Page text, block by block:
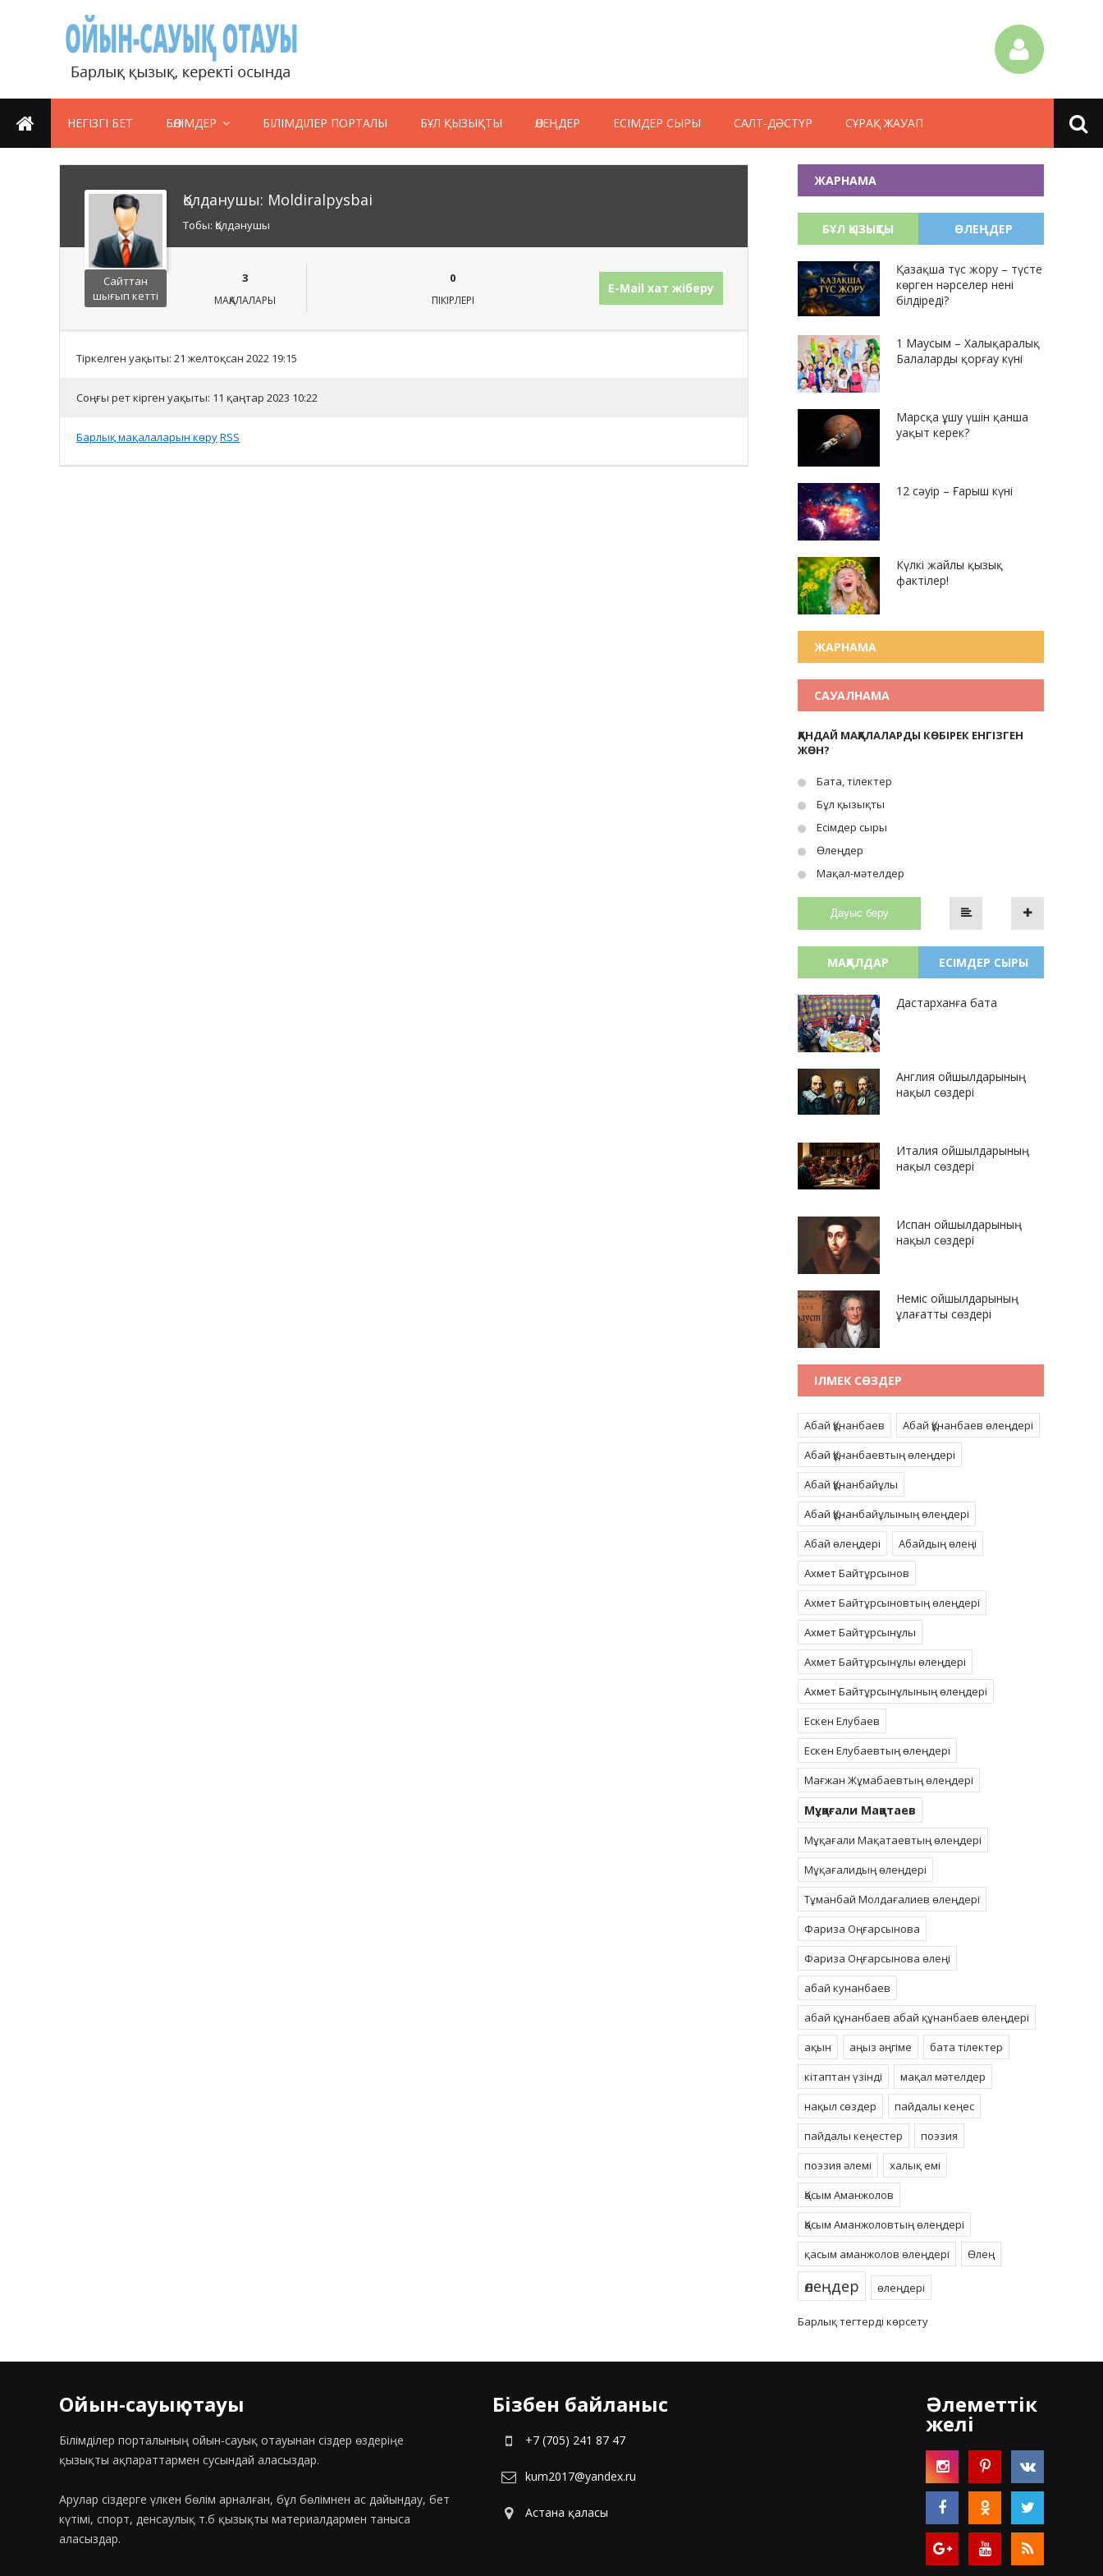
НЕГІЗГІ БЕТ БӨЛІМДЕР БІЛІМДІЛЕР ПОРТАЛЫ БҰЛ ҚЫЗЫҚТЫ ӨЛЕҢДЕР ЕСІМДЕР СЫРЫ САЛТ-ДӘСТҮР СҰРАҚ ЖАУАП
Қолданушы: Moldiralpysbai
Тобы: Қолданушы
Сайттан
шығып кетті
3
МАҚАЛАЛАРЫ
0
ПІКІРЛЕРІ
E-Mail хат жіберу
Тіркелген уақыты: 21 желтоқсан 2022 19:15
Соңғы рет кірген уақыты: 11 қаңтар 2023 10:22
Барлық мақалаларын көруRSS
ЖАРНАМА
БҰЛ ҚЫЗЫҚТЫ ӨЛЕҢДЕР
Қазақша түс жору – түсте
көрген нәрселер нені
білдіреді?
1 Маусым – Халықаралық
Балаларды қорғау күні
Марсқа ұшу үшін қанша
уақыт керек?
12 сәуір – Ғарыш күні
Күлкі жайлы қызық
фактілер!
ЖАРНАМА
САУАЛНАМА
ҚАНДАЙ МАҚАЛАЛАРДЫ КӨБІРЕК ЕНГІЗГЕН
ЖӨН?
Бата, тілектер
Бұл қызықты
Есімдер сыры
Өлеңдер
Мақал-мәтелдер
Дауыс беру
МАҚАЛДАР ЕСІМДЕР СЫРЫ
Дастарханға бата
Англия ойшылдарының
нақыл сөздері
Италия ойшылдарының
нақыл сөздері
Испан ойшылдарының
нақыл сөздері
Неміс ойшылдарының
ұлағатты сөздері
ІЛМЕК СӨЗДЕР
Абай Құнанбаев
Абай Құнанбаев өлеңдері
Абай Құнанбаевтың өлеңдері
Абай Құнанбайұлы
Абай Құнанбайұлының өлеңдері
Абай өлеңдері
Абайдың өлеңі
Ахмет Байтұрсынов
Ахмет Байтұрсыновтың өлеңдері
Ахмет Байтұрсынұлы
Ахмет Байтұрсынұлы өлеңдері
Ахмет Байтұрсынұлының өлеңдері
Ескен Елубаев
Ескен Елубаевтың өлеңдері
Мағжан Жұмабаевтың өлеңдері
Мұқағали Мақатаев
Мұқағали Мақатаевтың өлеңдері
Мұқағалидың өлеңдері
Тұманбай Молдағалиев өлеңдері
Фариза Оңғарсынова
Фариза Оңғарсынова өлеңі
абай кунанбаев
абай құнанбаев абай құнанбаев өлеңдері
ақын
аңыз әңгіме
бата тілектер
кітаптан үзінді
мақал мәтелдер
нақыл сөздер
пайдалы кеңес
пайдалы кеңестер
поэзия
поэзия әлемі
халық емі
Қасым Аманжолов
Қасым Аманжоловтың өлеңдері
қасым аманжолов өлеңдері
Өлең
өлеңдер өлеңдері
Барлық тегтерді көрсету
Ойын-сауық отауы
Білімділер порталының ойын-сауық отауынан сіздер өздеріңе
қызықты ақпараттармен сусындай аласыздар.
Арулар сіздерге үлкен бөлім арналған, бұл бөлімнен ас дайындау, бет
күтімі, спорт, денсаулық т.б қызықты материалдармен таныса
аласыздар.
Бізбен байланыс
+7 (705) 241 87 47
kum2017@yandex.ru
Астана қаласы
Әлеметтік
желі